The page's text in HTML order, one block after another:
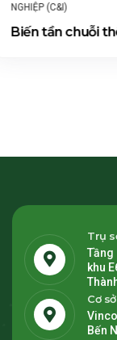
NGHIỆP (C&I)
Biến tần
Trụ
Tầng
khu
Cơ
Bến